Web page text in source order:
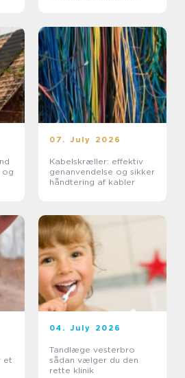
og
07. July 2026
Kabelskræller: effektiv
genanvendelse og sikker
håndtering af kabler
et
04. July 2026
Tandlæge vesterbro
sådan vælger du den
rette klinik